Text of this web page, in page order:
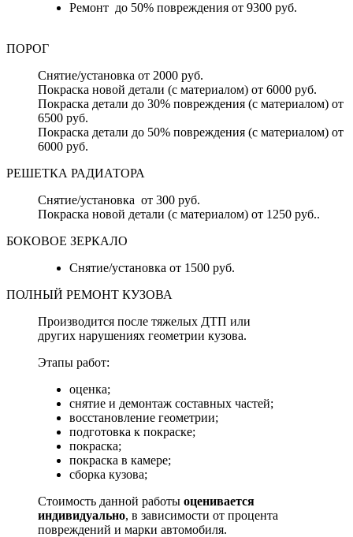
Ремонт до 50% повреждения от 9300 руб.
ПОРОГ
Снятие/установка от 2000 руб.
Покраска новой детали (с материалом) от 6000 руб.
Покраска детали до 30% повреждения (с материалом) от
6500 руб.
Покраска детали до 50% повреждения (с материалом) от
6000 руб.
РЕШЕТКА РАДИАТОРА
Снятие/установка от 300 руб.
Покраска новой детали (с материалом) от 1250 руб..
БОКОВОЕ ЗЕРКАЛО
Снятие/установка от 1500 руб.
ПОЛНЫЙ РЕМОНТ КУЗОВА
Производится после тяжелых ДТП или
других нарушениях геометрии кузова.
Этапы работ:
оценка;
снятие и демонтаж составных частей;
восстановление геометрии;
подготовка к покраске;
покраска;
покраска в камере;
сборка кузова;
Стоимость данной работы оценивается
индивидуально, в зависимости от процента
повреждений и марки автомобиля.